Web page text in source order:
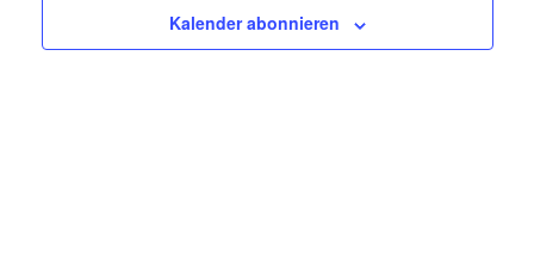
Kalender abonnieren